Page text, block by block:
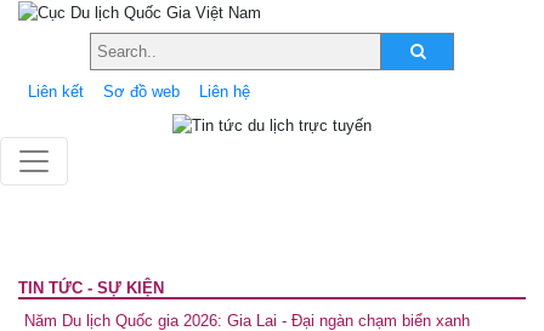
Liên kết Sơ đồ web Liên hệ
TIN TỨC - SỰ KIỆN
Năm Du lịch Quốc gia 2026: Gia Lai - Đại ngàn chạm biển xanh